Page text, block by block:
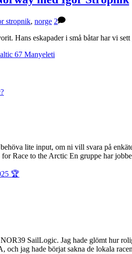
stropnik, norge 2
Hans eskapader i små båtar har vi sett
67 Manyeleti
lite input, om ni vill svara på
for Race to the Arctic En gruppe har
SailLogic. Jag hade glömt hur
och jag hade börjat sakna de lokala